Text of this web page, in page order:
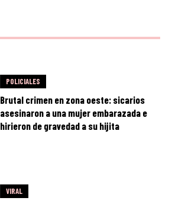
POLICIALES
Brutal crimen en zona oeste: sicarios
asesinaron a una mujer embarazada e
hirieron de gravedad a su hijita
VIRAL